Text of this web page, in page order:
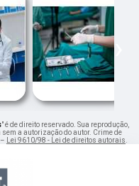
›
" é de direito reservado. Sua reprodução,
a autorização do autor. Crime de
Lei 9610/98 - Lei de direitos autorais.